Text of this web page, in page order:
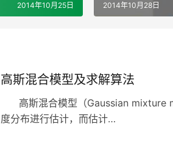
2014年10月25日 2014年10月28日
高斯混合模型及求解算法
高斯混合模型（Gaussian mixture
度分布进行估计，而估计…